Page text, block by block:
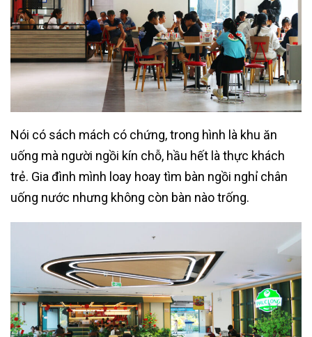
Nói có sách mách có chứng, trong hình là khu ăn
uống mà người ngồi kín chỗ, hầu hết là thực khách
trẻ. Gia đình mình loay hoay tìm bàn ngồi nghỉ chân
uống nước nhưng không còn bàn nào trống.